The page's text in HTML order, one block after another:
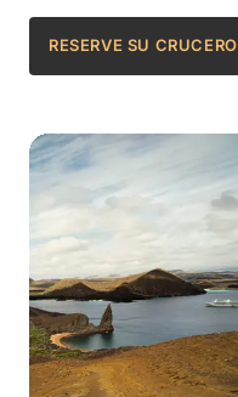
RESERVE SU CRUCERO